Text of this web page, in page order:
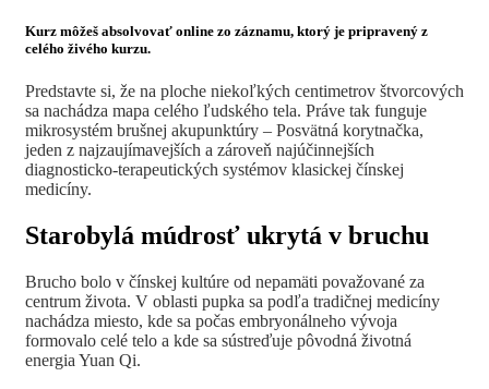
Kurz môžeš absolvovať online zo záznamu, ktorý je pripravený z
celého živého kurzu.
Predstavte si, že na ploche niekoľkých centimetrov štvorcových
sa nachádza mapa celého ľudského tela. Práve tak funguje
mikrosystém brušnej akupunktúry – Posvätná korytnačka,
jeden z najzaujímavejších a zároveň najúčinnejších
diagnosticko-terapeutických systémov klasickej čínskej
medicíny.
Starobylá múdrosť ukrytá v bruchu
Brucho bolo v čínskej kultúre od nepamäti považované za
centrum života. V oblasti pupka sa podľa tradičnej medicíny
nachádza miesto, kde sa počas embryonálneho vývoja
formovalo celé telo a kde sa sústreďuje pôvodná životná
energia Yuan Qi.